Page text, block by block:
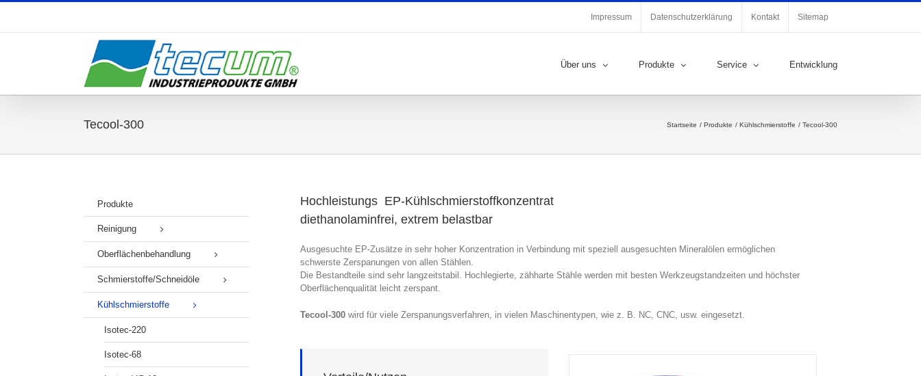
springen
Impressum Datenschutzerklärung Kontakt Sitemap
Über uns Produkte Service Entwicklung
Tecool-300 Startseite Produkte Kühlschmierstoffe Tecool-300
Produkte
Reinigung
Oberflächenbehandlung
Schmierstoffe/Schneidöle
Kühlschmierstoffe
Isotec-220
Isotec-68
Hochleistungs EP-Kühlschmierstoffkonzentrat
diethanolaminfrei, extrem belastbar
Ausgesuchte EP-Zusätze in sehr hoher Konzentration in Verbindung mit speziell ausgesuchten Mineralölen ermöglichen
schwerste Zerspanungen von allen Stählen.
Die Bestandteile sind sehr langzeitstabil. Hochlegierte, zähharte Stähle werden mit besten Werkzeugstandzeiten und höchster
Oberflächenqualität leicht zerspant.
Tecool-300wird für viele Zerspanungsverfahren, in vielen Maschinentypen, wie z. B. NC, CNC, usw. eingesetzt.